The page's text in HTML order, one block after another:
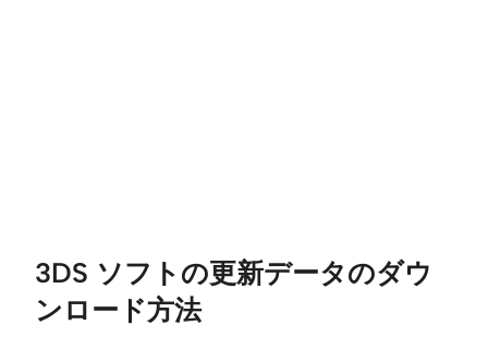
3DS ソフトの更新データのダウ
ンロード方法